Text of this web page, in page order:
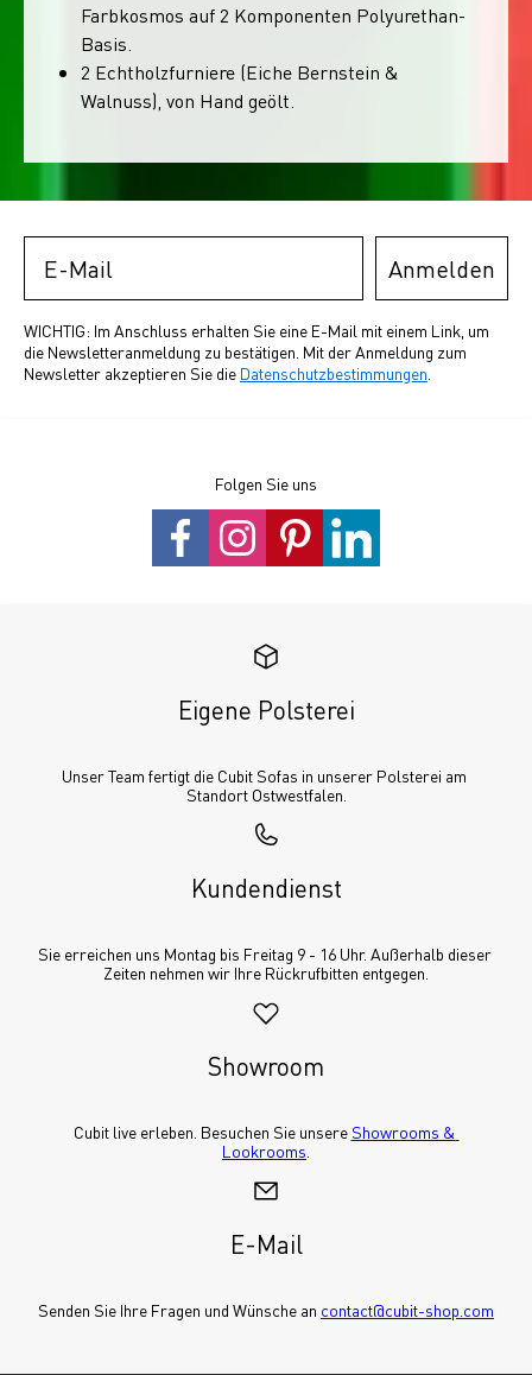
Farbkosmos auf 2 Komponenten Polyurethan-
Basis.
2 Echtholzfurniere (Eiche Bernstein &
Walnuss), von Hand geölt.
Anmelden
WICHTIG: Im Anschluss erhalten Sie eine E-Mail mit einem Link, um
die Newsletteranmeldung zu bestätigen. Mit der Anmeldung zum
Newsletter akzeptieren Sie die Datenschutzbestimmungen
Folgen Sie uns
Eigene Polsterei
Unser Team fertigt die Cubit Sofas in unserer Polsterei am
Standort Ostwestfalen.
Kundendienst
Sie erreichen uns Montag bis Freitag 9 - 16 Uhr. Außerhalb dieser
Zeiten nehmen wir Ihre Rückrufbitten entgegen.
Showroom
Cubit live erleben. Besuchen Sie unsere Showrooms &
Lookrooms
E-Mail
Senden Sie Ihre Fragen und Wünsche an contact@cubit-shop.com